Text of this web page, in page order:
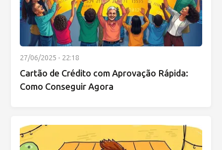
27/06/2025 - 22:18
Cartão de Crédito com Aprovação Rápida:
Como Conseguir Agora